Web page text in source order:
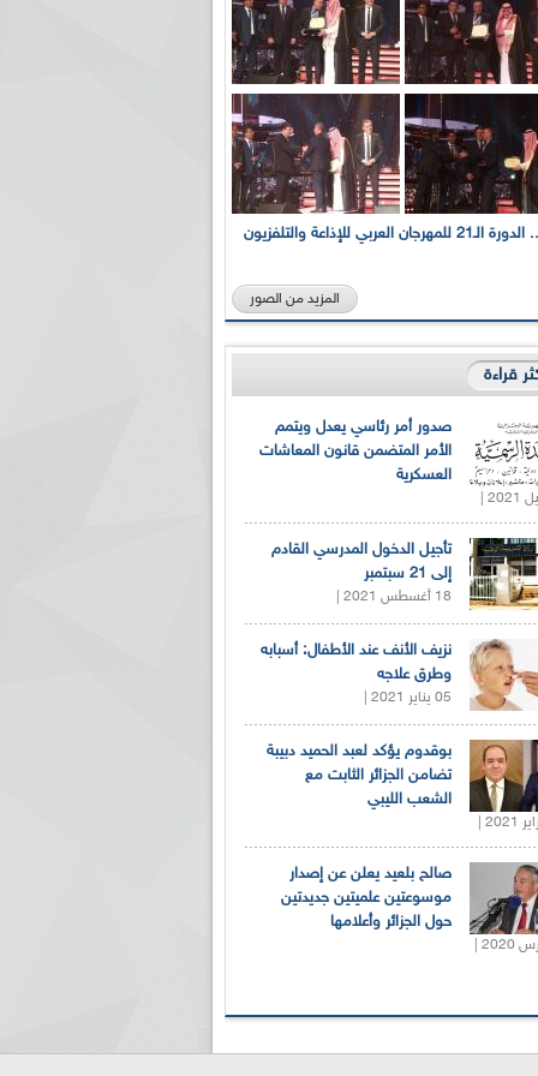
بالصور... الدورة الـ21 للمهرجان العربي للإذاعة والتلفزيون
المزيد من الصور
قراءة
صدور أمر رئاسي يعدل ويتمم
الأمر المتضمن قانون المعاشات
العسكرية
تأجيل الدخول المدرسي القادم
إلى 21 سبتمبر
18 أغسطس 2021 |
نزيف الأنف عند الأطفال: أسبابه
وطرق علاجه
05 يناير 2021 |
بوقدوم يؤكد لعبد الحميد دبيبة
تضامن الجزائر الثابت مع
الشعب الليبي
صالح بلعيد يعلن عن إصدار
موسوعتين علميتين جديدتين
حول الجزائر وأعلامها